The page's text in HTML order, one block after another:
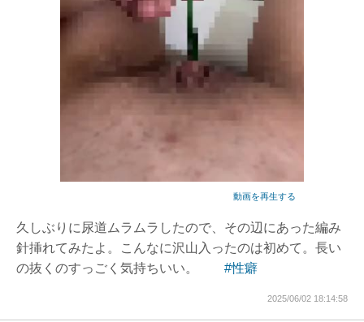
動画を再生する
久しぶりに尿道ムラムラしたので、その辺にあった編み
針挿れてみたよ。こんなに沢山入ったのは初めて。長い
の抜くのすっごく気持ちいい。 #性癖
2025/06/02 18:14:58